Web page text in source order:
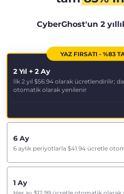
CyberGhost'un 2
YAZ FIRSATI - %83
2 Yıl + 2 Ay
İlk 2 yıl $56.94 olarak ücretlendirilir;
otomatik olarak yenilenir
6 Ay
6 aylık periyotlarla $41.94 ücretle
1 Ay